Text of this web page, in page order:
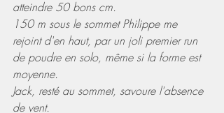
atteindre 50 bons cm.
150 m sous le sommet Philippe me
rejoint d'en haut, par un joli premier run
de poudre en solo, même si la forme est
moyenne.
Jack, resté au sommet, savoure l'absence
de vent.